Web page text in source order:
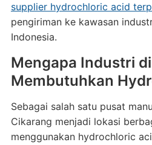
supplier hydrochloric acid
pengiriman ke kawasan
Indonesia.
Mengapa Industri
Membutuhkan
Sebagai salah satu pusat
Cikarang menjadi lokasi
menggunakan hydrochloric